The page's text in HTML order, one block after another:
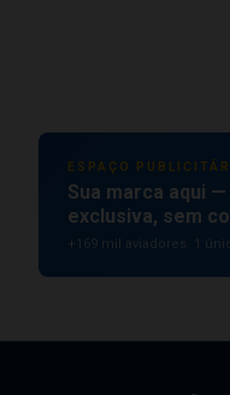
ESPAÇO
Sua marca aqui —
exclusiva, sem
+169 mil aviadores. 1